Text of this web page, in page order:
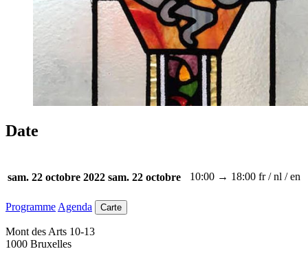
Date
sam. 22 octobre 2022 sam. 22 octobre 10:00 → 18:00 fr / nl / en
Programme Agenda Carte
Mont des Arts 10-13
1000 Bruxelles